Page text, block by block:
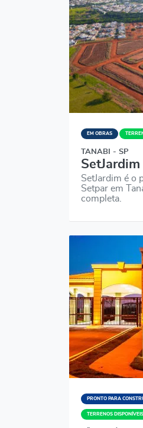
EM OBRAS
TANABI - SP
SetJardim
SetJardim é o
Setpar em
completa.
PRONTO PARA
TERRENOS DISPONÍVEIS